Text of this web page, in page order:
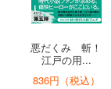
悪だくみ 斬！
江戸の用...
836円（税込）